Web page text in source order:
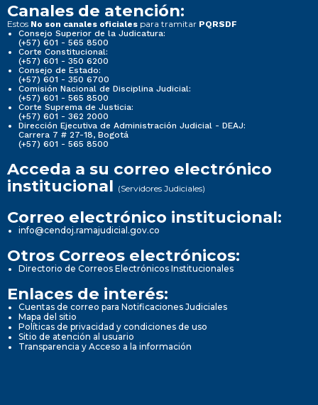
Canales de atención:
Estos No son canales oficiales para tramitar PQRSDF
Consejo Superior de la Judicatura:
(+57) 601 - 565 8500
Corte Constitucional:
(+57) 601 - 350 6200
Consejo de Estado:
(+57) 601 - 350 6700
Comisión Nacional de Disciplina Judicial:
(+57) 601 - 565 8500
Corte Suprema de Justicia:
(+57) 601 - 362 2000
Dirección Ejecutiva de Administración Judicial - DEAJ:
Carrera 7 # 27-18, Bogotá
(+57) 601 - 565 8500
Acceda a su correo electrónico
institucional (Servidores Judiciales)
Correo electrónico institucional:
info@cendoj.ramajudicial.gov.co
Otros Correos electrónicos:
Directorio de Correos Electrónicos Institucionales
Enlaces de interés:
Cuentas de correo para Notificaciones Judiciales
Mapa del sitio
Políticas de privacidad y condiciones de uso
Sitio de atención al usuario
Transparencia y Acceso a la información